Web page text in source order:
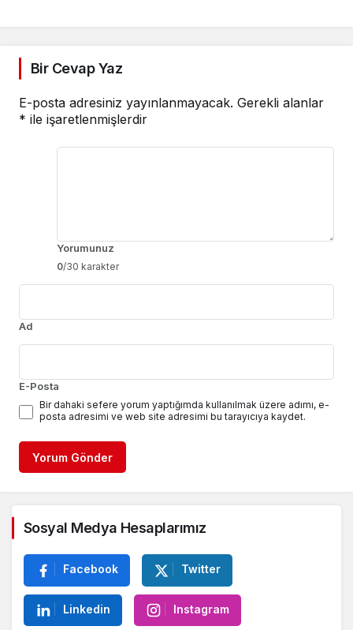
Bir Cevap Yaz
E-posta adresiniz yayınlanmayacak. Gerekli alanlar
* ile işaretlenmişlerdir
Yorumunuz
0/30 karakter
Ad
E-Posta
Bir dahaki sefere yorum yaptığımda kullanılmak üzere adımı, e-
posta adresimi ve web site adresimi bu tarayıcıya kaydet.
Yorum Gönder
Sosyal Medya Hesaplarımız
Facebook Twitter
Linkedin Instagram